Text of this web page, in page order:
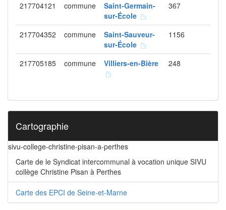
217704121
commune
Saint-Germain-
sur-École
367
217704352 commune
Saint-Sauveur-
sur-École
1156
217705185 commune Villiers-en-Bière 248
Cartographie
sivu-college-christine-pisan-a-perthes
Carte de le Syndicat intercommunal à vocation unique SIVU
collège Christine Pisan à Perthes
Carte des EPCI de Seine-et-Marne